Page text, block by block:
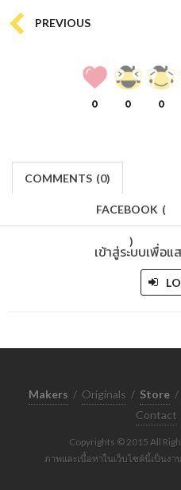
PREVIOUS
0 0 0
COMMENTS (0)
FACEBOOK (
)
เข้าสู่ระบบเพื่อ
Makers / Originals / Store /
Contact
Copyrights © 2015 All
ภาพและเนื้อหาในเว็บไซต์นี้เป็นง